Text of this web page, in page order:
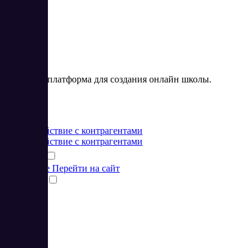
Zenclass – платформа для создания онлайн школы.
Взаимодействие с контрагентами
Взаимодействие с контрагентами
Подробнее Перейти на сайт